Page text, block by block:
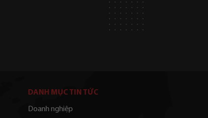
DANH MỤC TIN TỨC
Doanh nghiệp